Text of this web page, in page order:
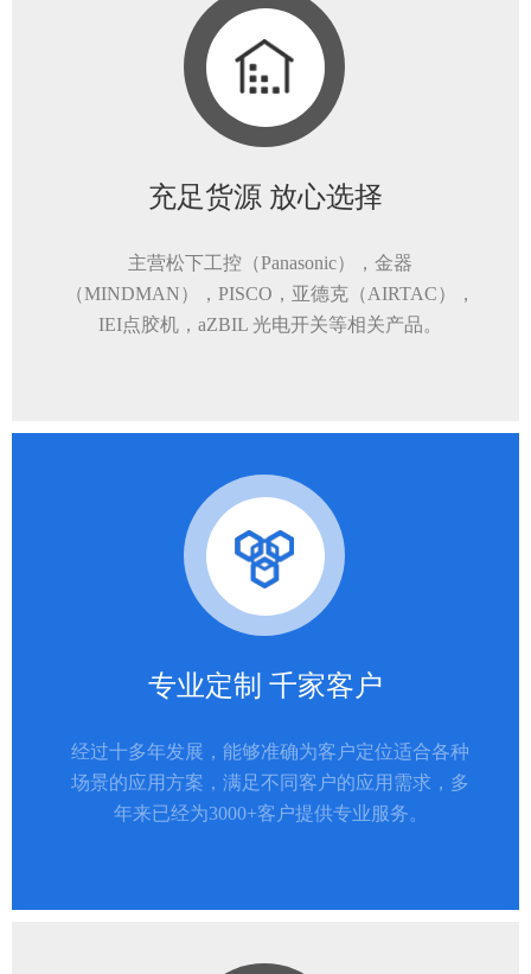
充足货源 放心选择
主营松下工控（Panasonic），金器
（MINDMAN），PISCO，亚德克（AIRTAC），
IEI点胶机，aZBIL 光电开关等相关产品。
专业定制 千家客户
经过十多年发展，能够准确为客户定位适合各种
场景的应用方案，满足不同客户的应用需求，多
年来已经为3000+客户提供专业服务。